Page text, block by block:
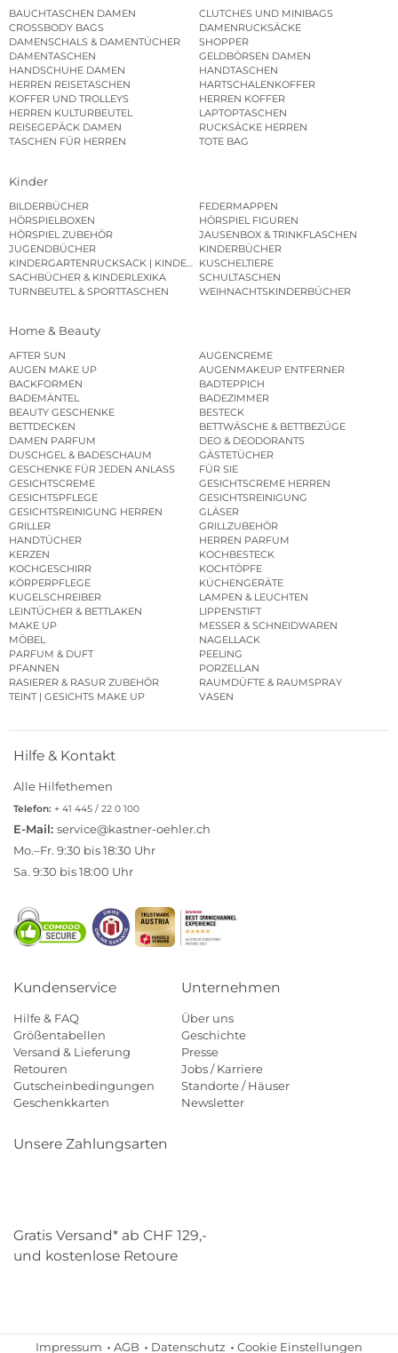
BAUCHTASCHEN DAMEN
CLUTCHES UND MINIBAGS
CROSSBODY BAGS
DAMENRUCKSÄCKE
DAMENSCHALS & DAMENTÜCHER
SHOPPER
DAMENTASCHEN
GELDBÖRSEN DAMEN
HANDSCHUHE DAMEN
HANDTASCHEN
HERREN REISETASCHEN
HARTSCHALENKOFFER
KOFFER UND TROLLEYS
HERREN KOFFER
HERREN KULTURBEUTEL
LAPTOPTASCHEN
REISEGEPÄCK DAMEN
RUCKSÄCKE HERREN
TASCHEN FÜR HERREN
TOTE BAG
Kinder
BILDERBÜCHER
FEDERMAPPEN
HÖRSPIELBOXEN
HÖRSPIEL FIGUREN
HÖRSPIEL ZUBEHÖR
JAUSENBOX & TRINKFLASCHEN
JUGENDBÜCHER
KINDERBÜCHER
KINDERGARTENRUCKSACK | KINDERGARTENBEUTEL
KUSCHELTIERE
SACHBÜCHER & KINDERLEXIKA
SCHULTASCHEN
TURNBEUTEL & SPORTTASCHEN
WEIHNACHTSKINDERBÜCHER
Home & Beauty
AFTER SUN
AUGENCREME
AUGEN MAKE UP
AUGENMAKEUP ENTFERNER
BACKFORMEN
BADTEPPICH
BADEMÄNTEL
BADEZIMMER
BEAUTY GESCHENKE
BESTECK
BETTDECKEN
BETTWÄSCHE & BETTBEZÜGE
DAMEN PARFUM
DEO & DEODORANTS
DUSCHGEL & BADESCHAUM
GÄSTETÜCHER
GESCHENKE FÜR JEDEN ANLASS
FÜR SIE
GESICHTSCREME
GESICHTSCREME HERREN
GESICHTSPFLEGE
GESICHTSREINIGUNG
GESICHTSREINIGUNG HERREN
GLÄSER
GRILLER
GRILLZUBEHÖR
HANDTÜCHER
HERREN PARFUM
KERZEN
KOCHBESTECK
KOCHGESCHIRR
KOCHTÖPFE
KÖRPERPFLEGE
KÜCHENGERÄTE
KUGELSCHREIBER
LAMPEN & LEUCHTEN
LEINTÜCHER & BETTLAKEN
LIPPENSTIFT
MAKE UP
MESSER & SCHNEIDWAREN
MÖBEL
NAGELLACK
PARFUM & DUFT
PEELING
PFANNEN
PORZELLAN
RASIERER & RASUR ZUBEHÖR
RAUMDÜFTE & RAUMSPRAY
TEINT | GESICHTS MAKE UP
VASEN
Hilfe & Kontakt
Alle Hilfethemen
Telefon: + 41 445 / 22 0 100
E-Mail: service@kastner-oehler.ch
Mo.–Fr. 9:30 bis 18:30 Uhr
Sa. 9:30 bis 18:00 Uhr
Kundenservice
Hilfe & FAQ
Größentabellen
Versand & Lieferung
Retouren
Gutscheinbedingungen
Geschenkkarten
Unternehmen
Über uns
Geschichte
Presse
Jobs / Karriere
Standorte / Häuser
Newsletter
Unsere Zahlungsarten
Gratis Versand* ab CHF 129,-
und kostenlose Retoure
Impressum AGB Datenschutz Cookie Einstellungen